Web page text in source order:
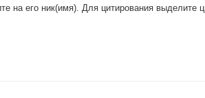
на его ник(имя). Для цитирования